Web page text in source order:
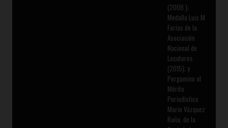
(2008 );
Medalla Luis M
Farías de la
Asociación
Nacional de
Locutores
(2015); y
Pergamino al
Mérito
Periodístico
Mario Vázquez
Raña, de la